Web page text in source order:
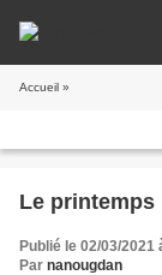
Accueil »
Le
Publié le 02/03/2021
Par nanougdan